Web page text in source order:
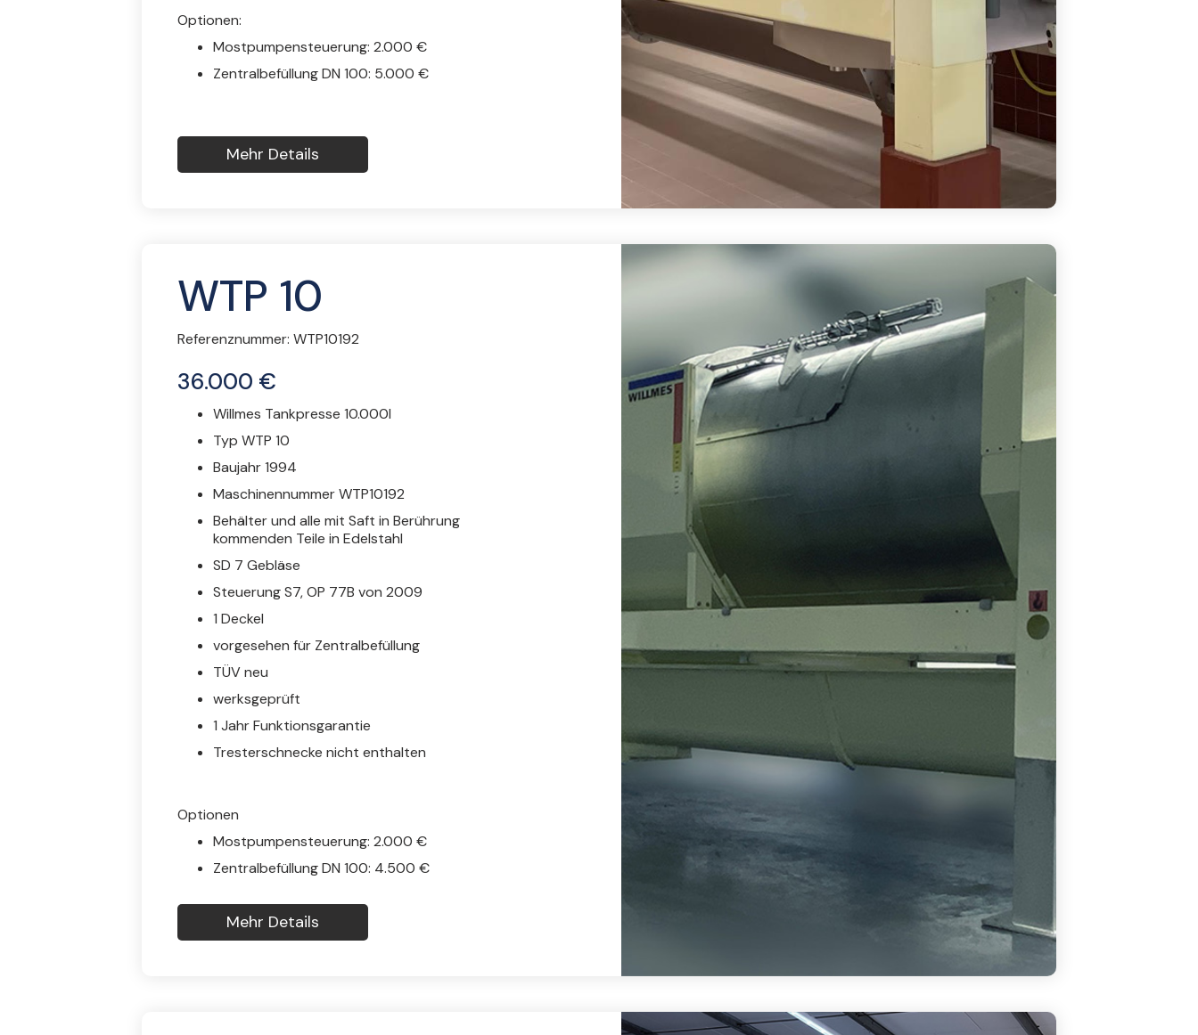
Optionen:
Mostpumpensteuerung: 2.000 €
Zentralbefüllung DN 100: 5.000 €
Mehr Details
WTP 10
Referenznummer: WTP10192
36.000 €
Willmes Tankpresse 10.000l
Typ WTP 10
Baujahr 1994
Maschinennummer WTP10192
Behälter und alle mit Saft in Berührung
kommenden Teile in Edelstahl
SD 7 Gebläse
Steuerung S7, OP 77B von 2009
1 Deckel
vorgesehen für Zentralbefüllung
TÜV neu
werksgeprüft
1 Jahr Funktionsgarantie
Tresterschnecke nicht enthalten
Optionen
Mostpumpensteuerung: 2.000 €
Zentralbefüllung DN 100: 4.500 €
Mehr Details